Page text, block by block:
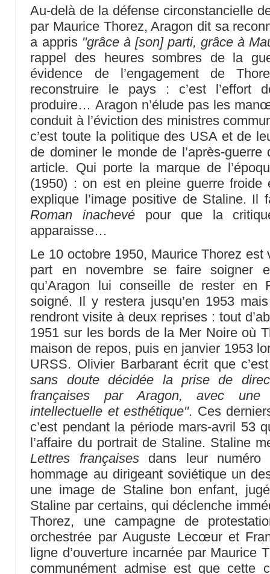
Au-delà de la défense circonstancielle
par Maurice Thorez, Aragon dit sa
a appris "grâce à [son] parti, grâce à
rappel des heures sombres de la
évidence de l’engagement de
reconstruire le pays : c’est l’effort
produire… Aragon n’élude pas les
conduit à l’éviction des ministres
c’est toute la politique des USA et de
de dominer le monde de l’après-
article. Qui porte la marque de
(1950) : on est en pleine guerre froide
explique l’image positive de Staline.
Roman inachevé pour que la
apparaisse…
Le 10 octobre 1950, Maurice Thorez est
part en novembre se faire soigner
qu’Aragon lui conseille de rester en
soigné. Il y restera jusqu’en 1953
rendront visite à deux reprises : tout
1951 sur les bords de la Mer Noire où
maison de repos, puis en janvier 1953
URSS. Olivier Barbarant écrit que
sans doute décidée la prise de
françaises par Aragon, avec une
intellectuelle et esthétique". Ces
c’est pendant la période mars-avril 53
l’affaire du portrait de Staline. Staline
Lettres françaisesdans leur numéro
hommage au dirigeant soviétique un
une image de Staline bon enfant,
Staline par certains, qui déclenche
Thorez, une campagne de
orchestrée par Auguste Lecœur et
ligne d’ouverture incarnée par Maurice
communément admise est que cette